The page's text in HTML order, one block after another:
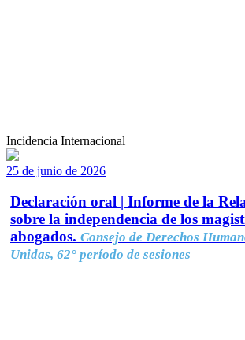
Incidencia Internacional
25 de junio de 2026
Declaración oral | Informe de la
sobre la independencia de los
abogados. Consejo de Derechos
Unidas, 62° período de sesiones